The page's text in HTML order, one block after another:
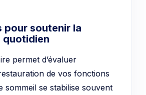
pour soutenir la
quotidien
permet d’évaluer
de vos fonctions
sommeil se stabilise souvent